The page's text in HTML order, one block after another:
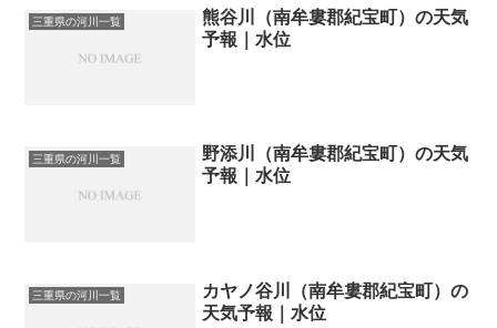
三重県の河川一覧
熊谷川（南牟婁郡紀宝町）の天気
予報｜水位
三重県の河川一覧
野添川（南牟婁郡紀宝町）の天気
予報｜水位
三重県の河川一覧
カヤノ谷川（南牟婁郡紀宝町）の
天気予報｜水位